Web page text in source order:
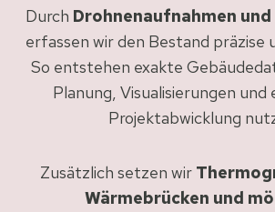
Durch Drohnenaufnahmen
erfassen wir den Bestand präzise
So entstehen exakte
Planung, Visualisierungen und
Projektabwicklung
Zusätzlich setzen wir
Wärmebrücken und